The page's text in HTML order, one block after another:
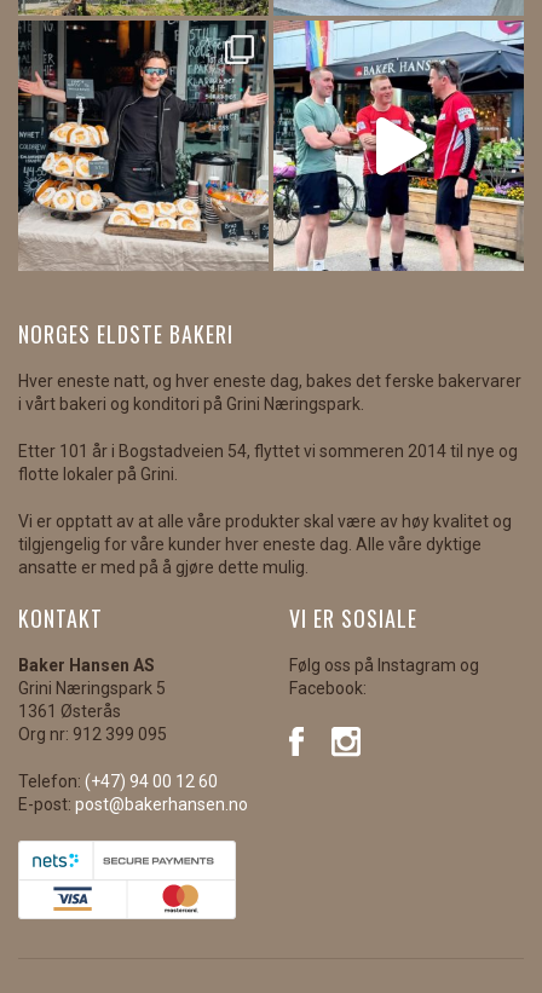
NORGES ELDSTE BAKERI
Hver eneste natt, og hver eneste dag, bakes det ferske bakervarer
i vårt bakeri og konditori på Grini Næringspark.
Etter 101 år i Bogstadveien 54, flyttet vi sommeren 2014 til nye og
flotte lokaler på Grini.
Vi er opptatt av at alle våre produkter skal være av høy kvalitet og
tilgjengelig for våre kunder hver eneste dag. Alle våre dyktige
ansatte er med på å gjøre dette mulig.
KONTAKT
Baker Hansen AS
Grini Næringspark 5
1361 Østerås
Org nr: 912 399 095
Telefon: (+47) 94 00 12 60
E-post: post@bakerhansen.no
VI ER SOSIALE
Følg oss på Instagram og
Facebook: